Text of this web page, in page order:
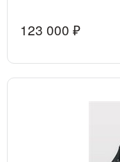
123 000 ₽